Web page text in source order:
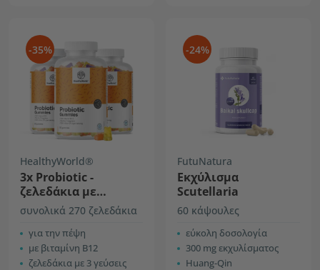
-35%
HealthyWorld®
3x Probiotic -
ζελεδάκια με
μικροβιακές
καλλιέργειες
συνολικά 270 ζελεδάκια
για την πέψη
με βιταμίνη B12
ζελεδάκια με 3 γεύσεις
-24%
FutuNatura
Εκχύλισμα
Scutellaria
60 κάψουλες
εύκολη δοσολογία
300 mg εκχυλίσματος
Huang-Qin